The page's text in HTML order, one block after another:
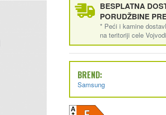
BESPLATNA
PORUDŽBINE
* Peći i kamine
na teritoriji cele
BREND:
Samsung